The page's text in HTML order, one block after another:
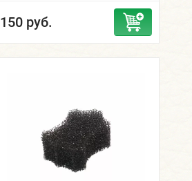
150 руб.